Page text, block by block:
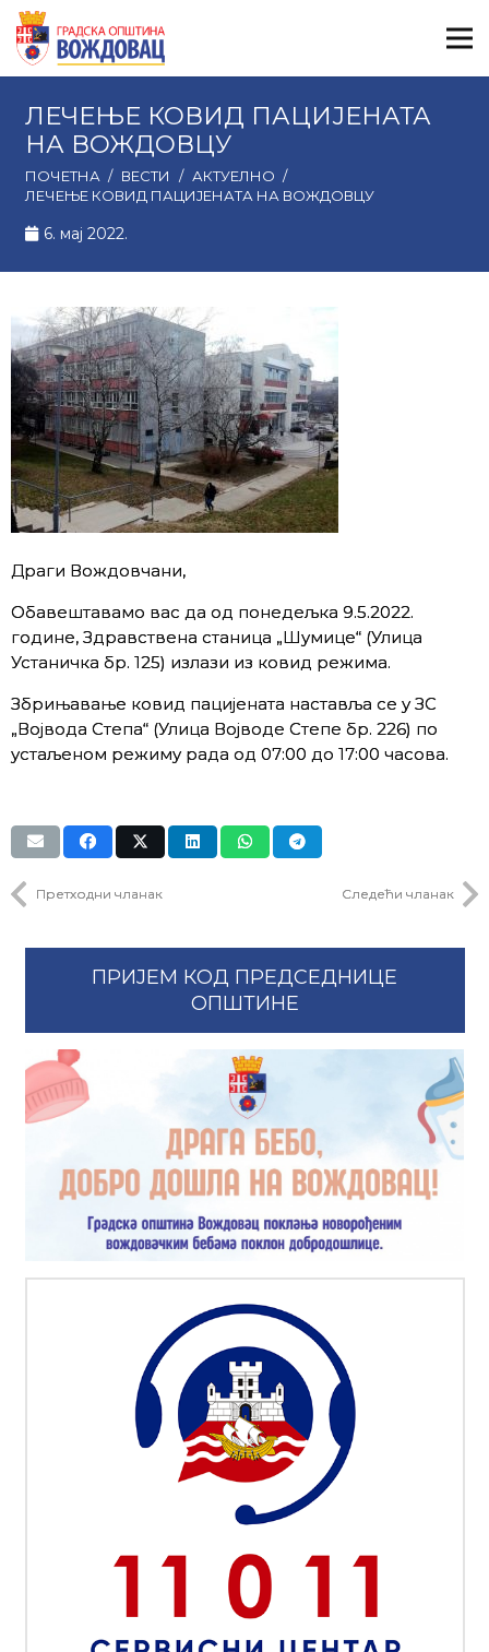
ЛЕЧЕЊЕ КОВИД ПАЦИЈЕНАТА
НА ВОЖДОВЦУ
ПОЧЕТНА / ВЕСТИ / АКТУЕЛНО /
ЛЕЧЕЊЕ КОВИД ПАЦИЈЕНАТА НА ВОЖДОВЦУ
6. мај 2022.
Драги Вождовчани,
Обавештавамо вас да од понедељка 9.5.2022.
године, Здравствена станица „Шумице“ (Улица
Устаничка бр. 125) излази из ковид режима.
Збрињавање ковид пацијената наставља се у ЗС
„Војвода Степа“ (Улица Војводе Степе бр. 226) по
устаљеном режиму рада од 07:00 до 17:00 часова.
Претходни чланак Следећи чланак
ПРИЈЕМ КОД ПРЕДСЕДНИЦЕ
ОПШТИНЕ